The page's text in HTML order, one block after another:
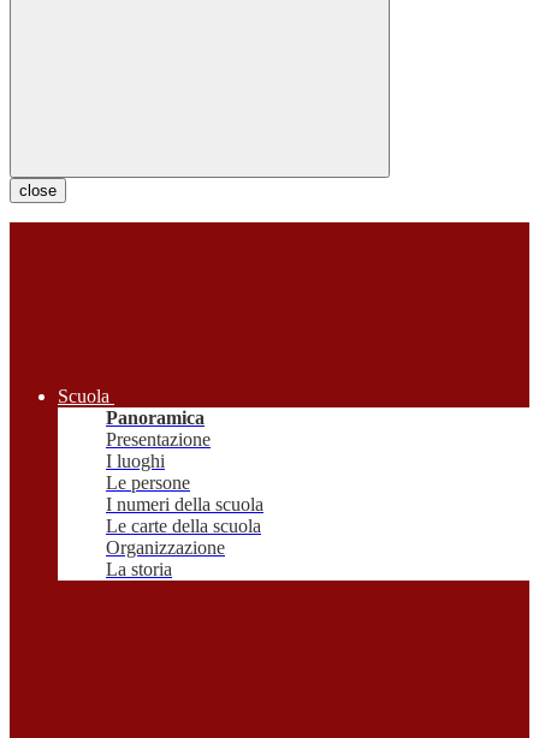
close
Scuola
Panoramica
Presentazione
I luoghi
Le persone
I numeri della scuola
Le carte della scuola
Organizzazione
La storia